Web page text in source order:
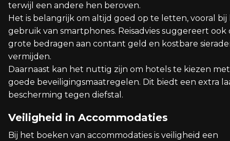
terwijl een andere hen beroven.
Het is belangrijk om altijd goed op te letten, vooral bij
gebruik van smartphones. Reisadvies suggereert ook
grote bedragen aan contant geld en kostbare
vermijden.
Daarnaast kan het nuttig zijn om hotels te kiezen met
goede beveiligingsmaatregelen. Dit biedt een extra
bescherming tegen diefstal.
Veiligheid in Accommodaties
Bij het boeken van accommodaties is veiligheid een